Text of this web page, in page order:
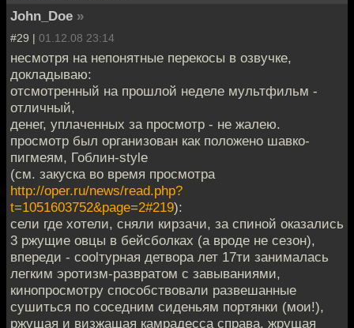
John_Doe »
#29 | 01.12.08 23:14
несмотря на непонятные перекосы в озвучке,
докладываю:
отсмотренный на прошлой неделе мультфильм -
отличный,
денег, уплаченных за просмотр - не жалею.
просмотр был организован как положено шавко-
пигмеям, Гоблин-style
(см. закуска во время просмотра
http://oper.ru/news/read.php?
t=1051603752&page=2#219):
сели где хотели, сняли кирзачи, за спиной оказались
3 ржущие овцы в бейсболках (а вроде не сезон),
впереди - coolтурная детвора лет 17ти занималась
легким эротизм-развратом с завываниями,
кинопросмотру способствовали развешанные
сушиться по соседним сиденьям портянки (мои!),
ржущая и визжащая камрадесса справа, жрущая